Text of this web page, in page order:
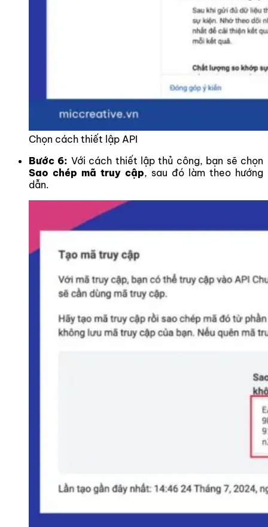
Chọn cách thiết lập API
Bước 6: Với cách thiết lập thủ công, bạn sẽ chọn
Sao chép mã truy cập, sau đó làm theo hướng
dẫn.